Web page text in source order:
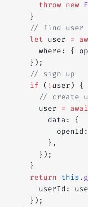
      throw
new
    }
    // find user
    let
user =
where: {
    });
    // sign up
    if
( ! user) {
// create
      user
=
        data: {
        },
      });
    }
    return
this .
userId:
    });